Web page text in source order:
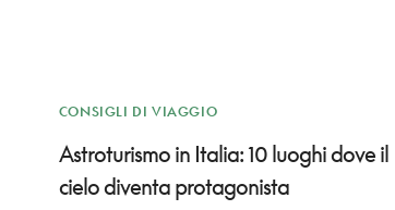
CONSIGLI DI VIAGGIO
Astroturismo in Italia: 10 luoghi dove il
cielo diventa protagonista